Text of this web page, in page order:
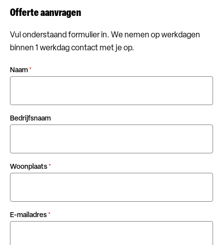
Offerte aanvragen
Vul onderstaand formulier in. We nemen op werkdagen
binnen 1 werkdag contact met je op.
Naam *
Bedrijfsnaam
Woonplaats *
E-mailadres *